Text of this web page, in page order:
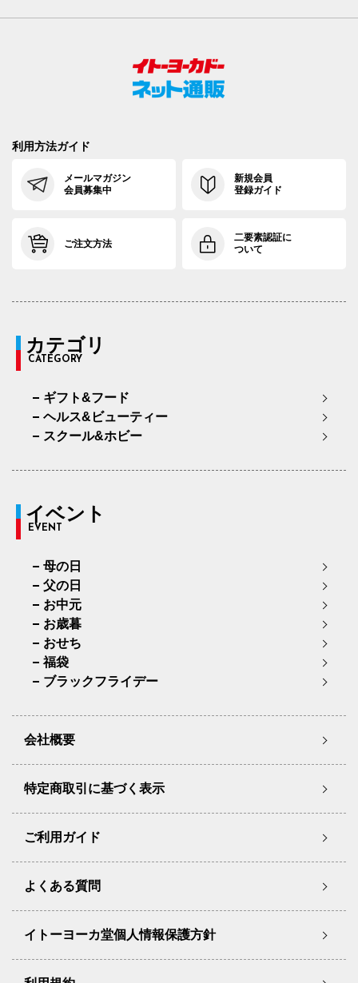
利用方法ガイド
メールマガジン
会員募集中
新規会員
登録ガイド
ご注文方法
二要素認証に
ついて
カテゴリ
CATEGORY
ギフト&フード
ヘルス&ビューティー
スクール&ホビー
イベント
EVENT
母の日
父の日
お中元
お歳暮
おせち
福袋
ブラックフライデー
会社概要
特定商取引に基づく表示
ご利用ガイド
よくある質問
イトーヨーカ堂個人情報保護方針